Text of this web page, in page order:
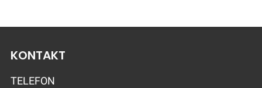
KONTAKT
TELEFON